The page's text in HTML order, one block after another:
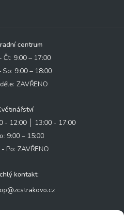
centrum
Čt: 9:00 – 17:00
So: 9:00 – 18:00
ZAVŘENO
- 12:00 │ 13:00 - 17:00
9:00 – 15:00
Po: ZAVŘENO
kontakt: